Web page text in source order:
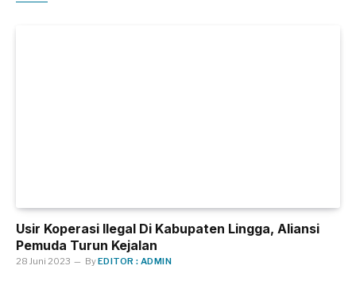
Usir Koperasi Ilegal Di Kabupaten Lingga, Aliansi
Pemuda Turun Kejalan
28 Juni 2023 ByEDITOR : ADMIN